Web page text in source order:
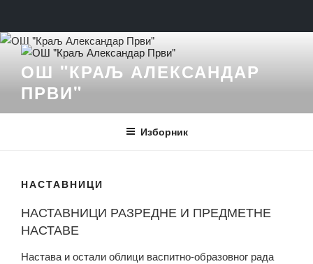
Скочи
садржајОШ "КРАЉ АЛЕКСАНДАР
ПРВИ"
Изборник
НАСТАВНИЦИ
НАСТАВНИЦИ РАЗРЕДНЕ И ПРЕДМЕТНЕ
НАСТАВЕ
Настава и остали облици васпитно-образовног рада